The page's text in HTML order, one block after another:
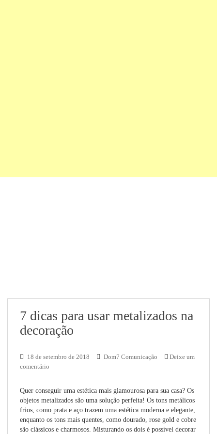
7 dicas para usar metalizados na
decoração
18 de setembro de 2018 Dom7 Comunicação
Deixe um
comentário
Quer conseguir uma estética mais glamourosa para sua casa? Os
objetos metalizados são uma solução perfeita! Os tons metálicos
frios, como prata e aço trazem uma estética moderna e elegante,
enquanto os tons mais quentes, como dourado, rose gold e cobre
são clássicos e charmosos. Misturando os dois é possível decorar